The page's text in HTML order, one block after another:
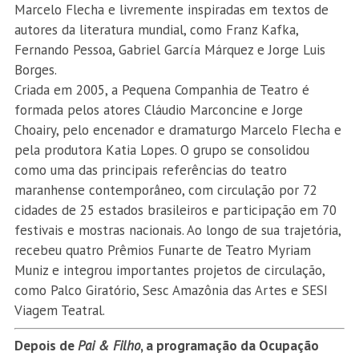
Marcelo Flecha e livremente inspiradas em textos de
autores da literatura mundial, como Franz Kafka,
Fernando Pessoa, Gabriel García Márquez e Jorge Luis
Borges.
Criada em 2005, a Pequena Companhia de Teatro é
formada pelos atores Cláudio Marconcine e Jorge
Choairy, pelo encenador e dramaturgo Marcelo Flecha e
pela produtora Katia Lopes. O grupo se consolidou
como uma das principais referências do teatro
maranhense contemporâneo, com circulação por 72
cidades de 25 estados brasileiros e participação em 70
festivais e mostras nacionais. Ao longo de sua trajetória,
recebeu quatro Prêmios Funarte de Teatro Myriam
Muniz e integrou importantes projetos de circulação,
como Palco Giratório, Sesc Amazônia das Artes e SESI
Viagem Teatral.
Depois dePai & Filho, a programação da Ocupação